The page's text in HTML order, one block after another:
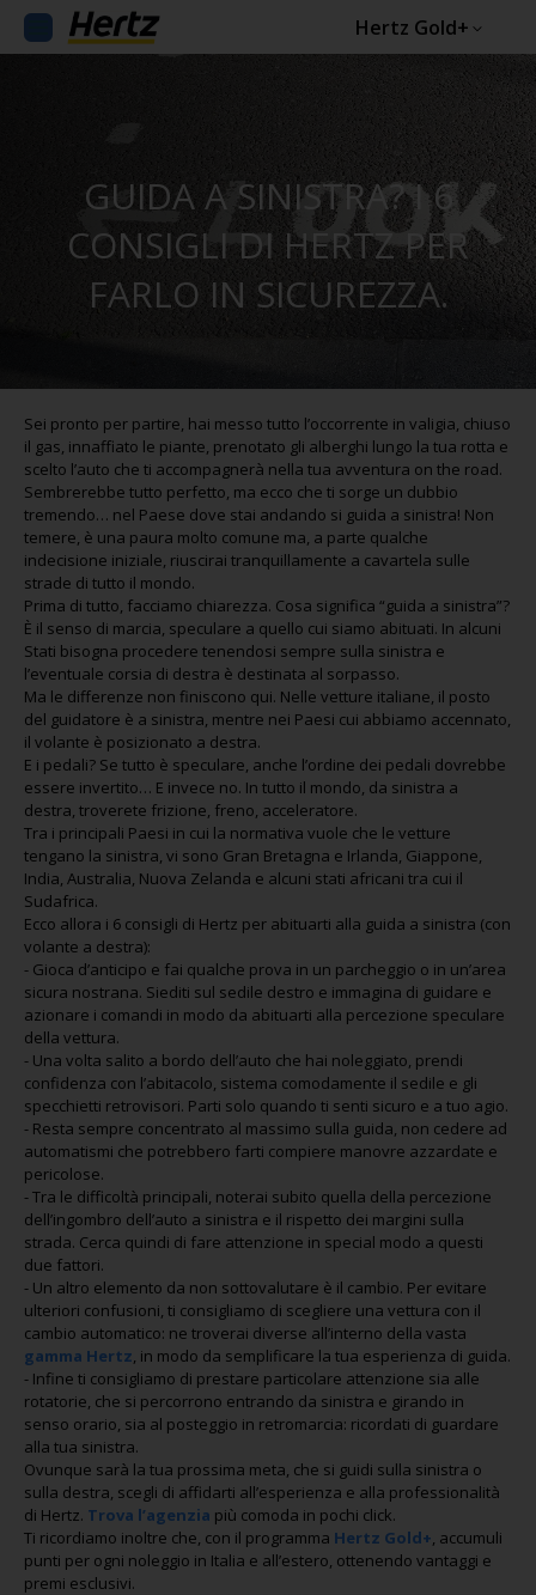
Hertz Gold+
GUIDA A SINISTRA? I 6
CONSIGLI DI HERTZ PER
FARLO IN SICUREZZA.
Sei pronto per partire, hai messo tutto l’occorrente in valigia, chiuso
il gas, innaffiato le piante, prenotato gli alberghi lungo la tua rotta e
scelto l’auto che ti accompagnerà nella tua avventura on the road.
Sembrerebbe tutto perfetto, ma ecco che ti sorge un dubbio
tremendo… nel Paese dove stai andando si guida a sinistra! Non
temere, è una paura molto comune ma, a parte qualche
indecisione iniziale, riuscirai tranquillamente a cavartela sulle
strade di tutto il mondo.
Prima di tutto, facciamo chiarezza. Cosa significa “guida a sinistra”?
È il senso di marcia, speculare a quello cui siamo abituati. In alcuni
Stati bisogna procedere tenendosi sempre sulla sinistra e
l’eventuale corsia di destra è destinata al sorpasso.
Ma le differenze non finiscono qui. Nelle vetture italiane, il posto
del guidatore è a sinistra, mentre nei Paesi cui abbiamo accennato,
il volante è posizionato a destra.
E i pedali? Se tutto è speculare, anche l’ordine dei pedali dovrebbe
essere invertito… E invece no. In tutto il mondo, da sinistra a
destra, troverete frizione, freno, acceleratore.
Tra i principali Paesi in cui la normativa vuole che le vetture
tengano la sinistra, vi sono Gran Bretagna e Irlanda, Giappone,
India, Australia, Nuova Zelanda e alcuni stati africani tra cui il
Sudafrica.
Ecco allora i 6 consigli di Hertz per abituarti alla guida a sinistra (con
volante a destra):
- Gioca d’anticipo e fai qualche prova in un parcheggio o in un’area
sicura nostrana. Siediti sul sedile destro e immagina di guidare e
azionare i comandi in modo da abituarti alla percezione speculare
della vettura.
- Una volta salito a bordo dell’auto che hai noleggiato, prendi
confidenza con l’abitacolo, sistema comodamente il sedile e gli
specchietti retrovisori. Parti solo quando ti senti sicuro e a tuo agio.
- Resta sempre concentrato al massimo sulla guida, non cedere ad
automatismi che potrebbero farti compiere manovre azzardate e
pericolose.
- Tra le difficoltà principali, noterai subito quella della percezione
dell’ingombro dell’auto a sinistra e il rispetto dei margini sulla
strada. Cerca quindi di fare attenzione in special modo a questi
due fattori.
- Un altro elemento da non sottovalutare è il cambio. Per evitare
ulteriori confusioni, ti consigliamo di scegliere una vettura con il
cambio automatico: ne troverai diverse all’interno della vasta
gamma Hertz, in modo da semplificare la tua esperienza di guida.
- Infine ti consigliamo di prestare particolare attenzione sia alle
rotatorie, che si percorrono entrando da sinistra e girando in
senso orario, sia al posteggio in retromarcia: ricordati di guardare
alla tua sinistra.
Ovunque sarà la tua prossima meta, che si guidi sulla sinistra o
sulla destra, scegli di affidarti all’esperienza e alla professionalità
di Hertz. Trova l’agenzia più comoda in pochi click.
Ti ricordiamo inoltre che, con il programma Hertz Gold+, accumuli
punti per ogni noleggio in Italia e all’estero, ottenendo vantaggi e
premi esclusivi.